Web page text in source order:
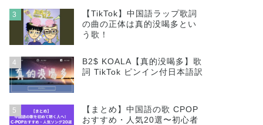
3
【TikTok】中国語ラップ歌詞
の曲の正体は真的没喝多とい
う歌！
4
B2$ KOALA【真的没喝多】歌
詞 TikTok ピンイン付日本語訳
5
【まとめ】中国語の歌 CPOP
おすすめ・人気20選〜初心者